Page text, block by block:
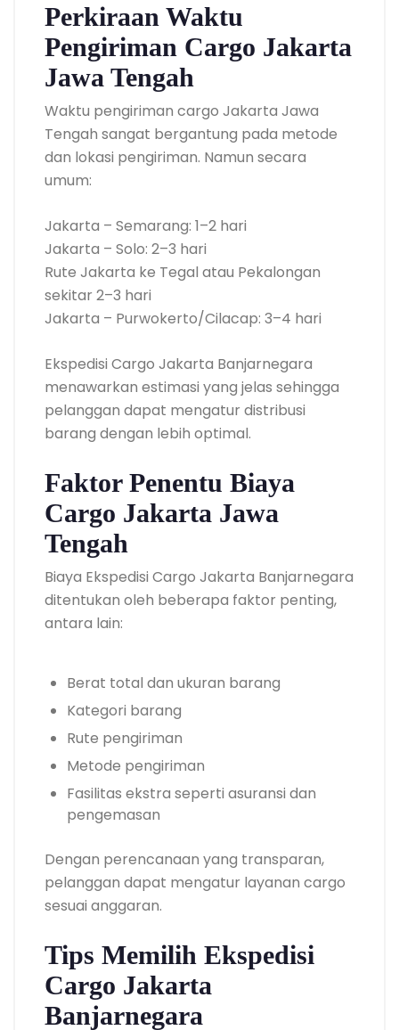
Perkiraan Waktu
Pengiriman Cargo Jakarta
Jawa Tengah
Waktu pengiriman cargo Jakarta Jawa
Tengah sangat bergantung pada metode
dan lokasi pengiriman. Namun secara
umum:
Jakarta – Semarang: 1–2 hari
Jakarta – Solo: 2–3 hari
Rute Jakarta ke Tegal atau Pekalongan
sekitar 2–3 hari
Jakarta – Purwokerto/Cilacap: 3–4 hari
Ekspedisi Cargo Jakarta Banjarnegara
menawarkan estimasi yang jelas sehingga
pelanggan dapat mengatur distribusi
barang dengan lebih optimal.
Faktor Penentu Biaya
Cargo Jakarta Jawa
Tengah
Biaya Ekspedisi Cargo Jakarta Banjarnegara
ditentukan oleh beberapa faktor penting,
antara lain:
Berat total dan ukuran barang
Kategori barang
Rute pengiriman
Metode pengiriman
Fasilitas ekstra seperti asuransi dan
pengemasan
Dengan perencanaan yang transparan,
pelanggan dapat mengatur layanan cargo
sesuai anggaran.
Tips Memilih Ekspedisi
Cargo Jakarta
Banjarnegara